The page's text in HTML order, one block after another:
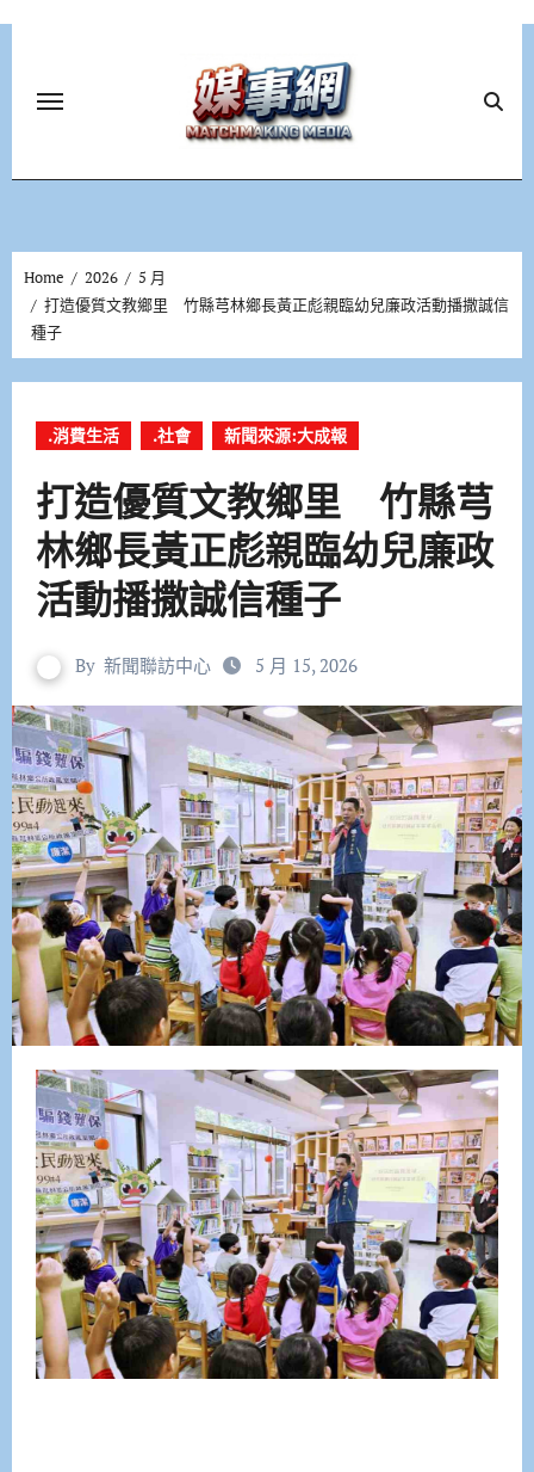
Home 2026
5 月
打造優質文教鄉里 竹縣芎林鄉長黃正彪親臨幼兒廉政活動播撒誠信
種子
.消費生活 .社會 新聞來源:大成報
打造優質文教鄉里 竹縣芎
林鄉長黃正彪親臨幼兒廉政
活動播撒誠信種子
By 新聞聯訪中心 5 月 15, 2026